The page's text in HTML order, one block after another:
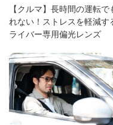
【クルマ】長時間の運転で
れない！ストレスを軽減す
ライバー専用偏光レンズ